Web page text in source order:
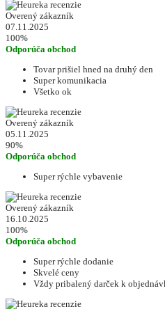
Overený zákazník
07.11.2025
100%
Odporúča obchod
Tovar prišiel hned na druhý den
Super komunikacia
Všetko ok
Overený zákazník
05.11.2025
90%
Odporúča obchod
Super rýchle vybavenie
Overený zákazník
16.10.2025
100%
Odporúča obchod
Super rýchle dodanie
Skvelé ceny
Vždy pribalený darček k